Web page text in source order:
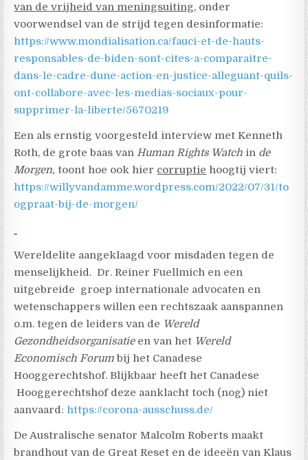
van de vrijheid van meningsuiting, onder
voorwendsel van de strijd tegen desinformatie:
https://www.mondialisation.ca/fauci-et-de-hauts-
responsables-de-biden-sont-cites-a-comparaitre-
dans-le-cadre-dune-action-en-justice-alleguant-quils-
ont-collabore-avec-les-medias-sociaux-pour-
supprimer-la-liberte/5670219
Een als ernstig voorgesteld interview met Kenneth
Roth, de grote baas van Human Rights Watch in de
Morgen,toont hoe ook hier corruptie hoogtij viert:
https://willyvandamme.wordpress.com/2022/07/31/to
ogpraat-bij-de-morgen/
Wereldelite aangeklaagd voor misdaden tegen de
menselijkheid. Dr. Reiner Fuellmich en een
uitgebreide groep internationale advocaten en
wetenschappers willen een rechtszaak aanspannen
o.m. tegen de leiders van de Wereld
Gezondheidsorganisatieen van het Wereld
Economisch Forum bij het Canadese
Hooggerechtshof. Blijkbaar heeft het Canadese
Hooggerechtshof deze aanklacht toch (nog) niet
aanvaard: https://corona-ausschuss.de/
De Australische senator Malcolm Roberts maakt
brandhout van de Great Reset en de ideeën van Klaus